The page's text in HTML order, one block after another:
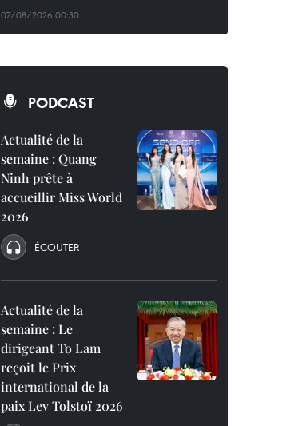
07/08/2026 00:30
PODCAST
Actualité de la
semaine : Quang
Ninh prête à
accueillir Miss World
2026
ÉCOUTER
Actualité de la
semaine : Le
dirigeant To Lam
reçoit le Prix
international de la
paix Lev Tolstoï 2026